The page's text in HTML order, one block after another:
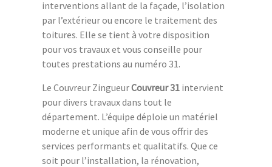
interventions allant de la façade, l’isolation
par l’extérieur ou encore le traitement des
toitures. Elle se tient à votre disposition
pour vos travaux et vous conseille pour
toutes prestations au numéro 31.
Le Couvreur ZingueurCouvreur 31 intervient
pour divers travaux dans tout le
département. L’équipe déploie un matériel
moderne et unique afin de vous offrir des
services performants et qualitatifs. Que ce
soit pour l’installation, la rénovation,